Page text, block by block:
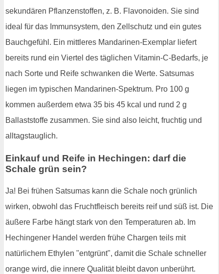
sekundären Pflanzenstoffen, z. B. Flavonoiden. Sie sind
ideal für das Immunsystem, den Zellschutz und ein gutes
Bauchgefühl. Ein mittleres Mandarinen-Exemplar liefert
bereits rund ein Viertel des täglichen Vitamin-C-Bedarfs, je
nach Sorte und Reife schwanken die Werte. Satsumas
liegen im typischen Mandarinen-Spektrum. Pro 100 g
kommen außerdem etwa 35 bis 45 kcal und rund 2 g
Ballaststoffe zusammen. Sie sind also leicht, fruchtig und
alltagstauglich.
Einkauf und Reife in Hechingen: darf die
Schale grün sein?
Ja! Bei frühen Satsumas kann die Schale noch grünlich
wirken, obwohl das Fruchtfleisch bereits reif und süß ist. Die
äußere Farbe hängt stark von den Temperaturen ab. Im
Hechingener Handel werden frühe Chargen teils mit
natürlichem Ethylen "entgrünt", damit die Schale schneller
orange wird, die innere Qualität bleibt davon unberührt.